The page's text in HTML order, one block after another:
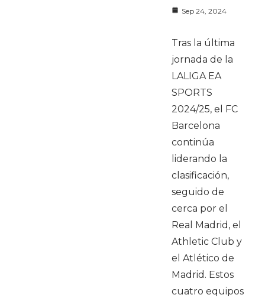
Sep 24, 2024
Tras la última
jornada de la
LALIGA EA
SPORTS
2024/25, el FC
Barcelona
continúa
liderando la
clasificación,
seguido de
cerca por el
Real Madrid, el
Athletic Club y
el Atlético de
Madrid. Estos
cuatro equipos